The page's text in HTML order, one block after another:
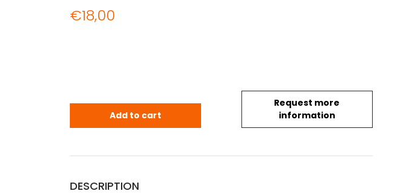
€18,00
Request more
information
Kerkkonen, Gunvor: Varjakka-namn och -orter i norra
Add to cart
DESCRIPTION